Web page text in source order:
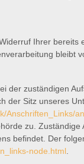
Ihrer
bleibt
zuständigen
Sitz unseres
Anschriften_Links/
zu.
befindet. Der
node.html